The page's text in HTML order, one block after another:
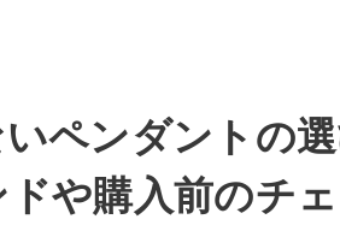
いペンダントの
や購入前のチ